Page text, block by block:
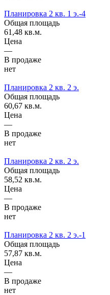
Планировка 2 кв. 1 э.-4
Общая площадь
61,48 кв.м.
Цена
—
В продаже
нет
Планировка 2 кв. 2 э.
Общая площадь
60,67 кв.м.
Цена
—
В продаже
нет
Планировка 2 кв. 2 э.
Общая площадь
58,52 кв.м.
Цена
—
В продаже
нет
Планировка 2 кв. 2 э.-1
Общая площадь
57,87 кв.м.
Цена
—
В продаже
нет